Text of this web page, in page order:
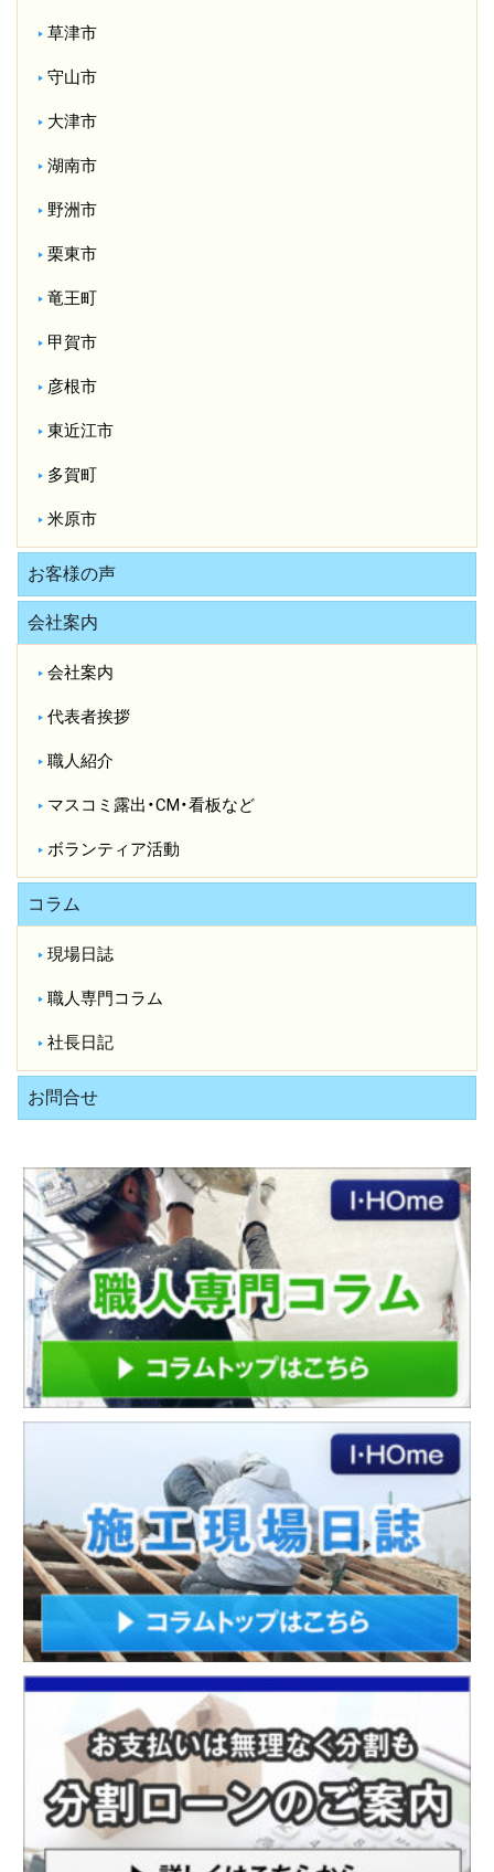
草津市
守山市
大津市
湖南市
野洲市
栗東市
竜王町
甲賀市
彦根市
東近江市
多賀町
米原市
お客様の声
会社案内
会社案内
代表者挨拶
職人紹介
マスコミ露出・CM・看板など
ボランティア活動
コラム
現場日誌
職人専門コラム
社長日記
お問合せ